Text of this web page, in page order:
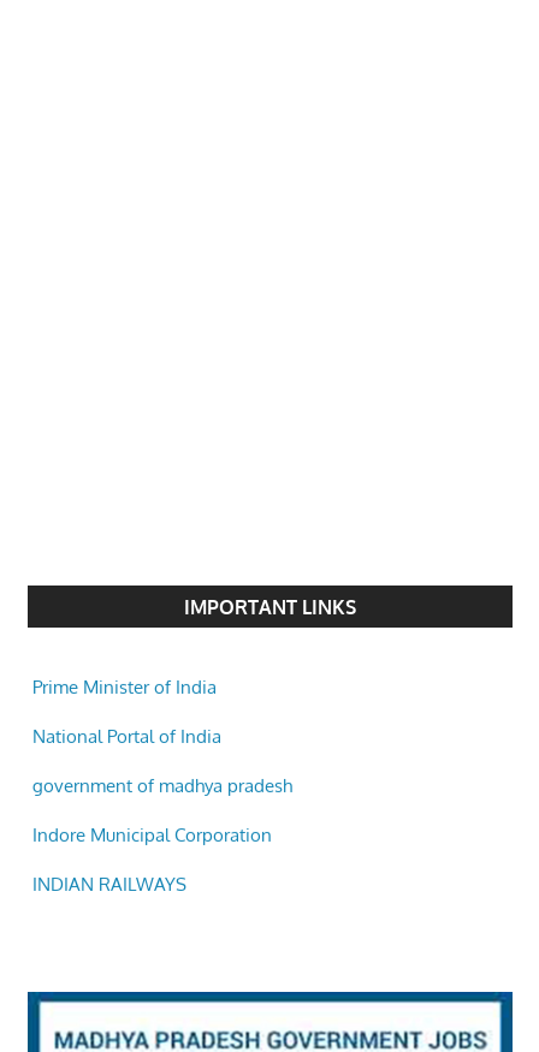
IMPORTANT LINKS
Prime Minister of India
National Portal of India
government of madhya pradesh
Indore Municipal Corporation
INDIAN RAILWAYS